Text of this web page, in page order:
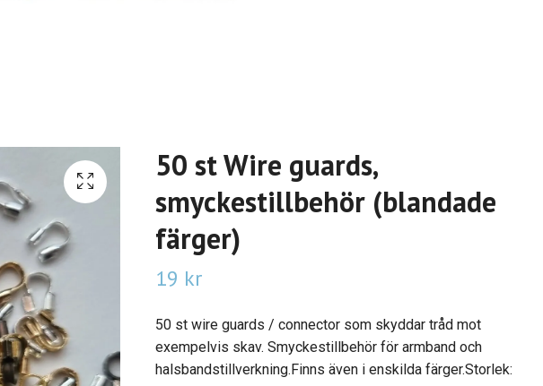
50 st Wire guards,
smyckestillbehör (blandade
färger)
19 kr
50 st wire guards / connector som skyddar tråd mot
exempelvis skav. Smyckestillbehör för armband och
halsbandstillverkning.Finns även i enskilda färger.Storlek: